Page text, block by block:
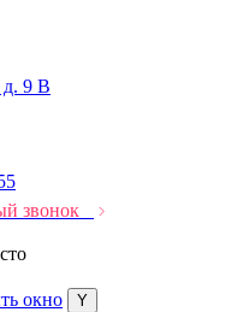
д. 9 В
звонок
окно